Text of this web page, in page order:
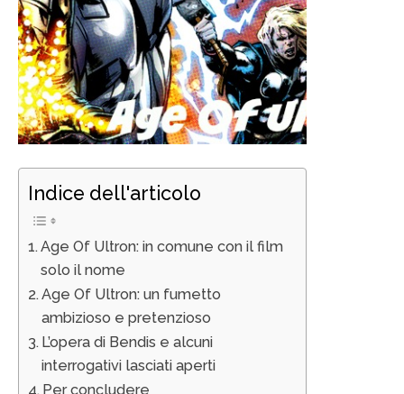
Indice dell'articolo
Age Of Ultron: in comune con il film
solo il nome
Age Of Ultron: un fumetto
ambizioso e pretenzioso
L’opera di Bendis e alcuni
interrogativi lasciati aperti
Per concludere